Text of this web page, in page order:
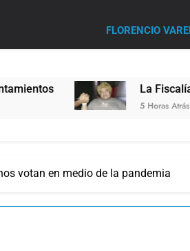
FLORENCIO
La Fiscalía
5 Horas Atrás
votan en medio de la pandemia